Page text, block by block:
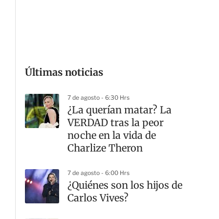
Últimas noticias
7 de agosto - 6:30 Hrs
¿La querían matar? La
VERDAD tras la peor
noche en la vida de
Charlize Theron
7 de agosto - 6:00 Hrs
¿Quiénes son los hijos de
Carlos Vives?